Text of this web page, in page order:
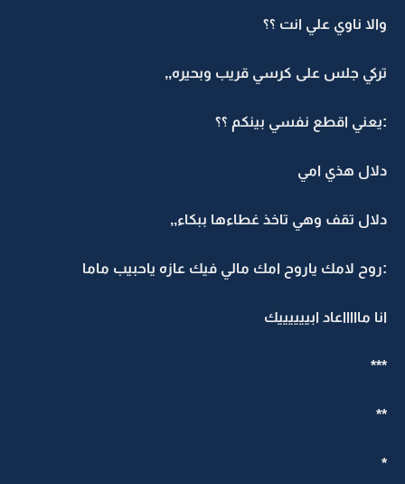
والا ناوي علي انت ؟؟
تركي جلس على كرسي قريب وبحيره,,
:يعني اقطع نفسي بينكم ؟؟
دلال هذي امي
دلال تقف وهي تاخذ غطاءها ببكاء,,
:روح لامك ياروح امك مالي فيك عازه ياحبيب ماما
انا ماااااعاد ابييييييك
***
**
*